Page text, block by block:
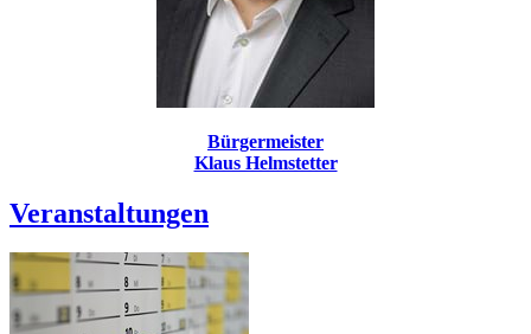
Bürgermeister
Klaus Helmstetter
Veranstaltungen